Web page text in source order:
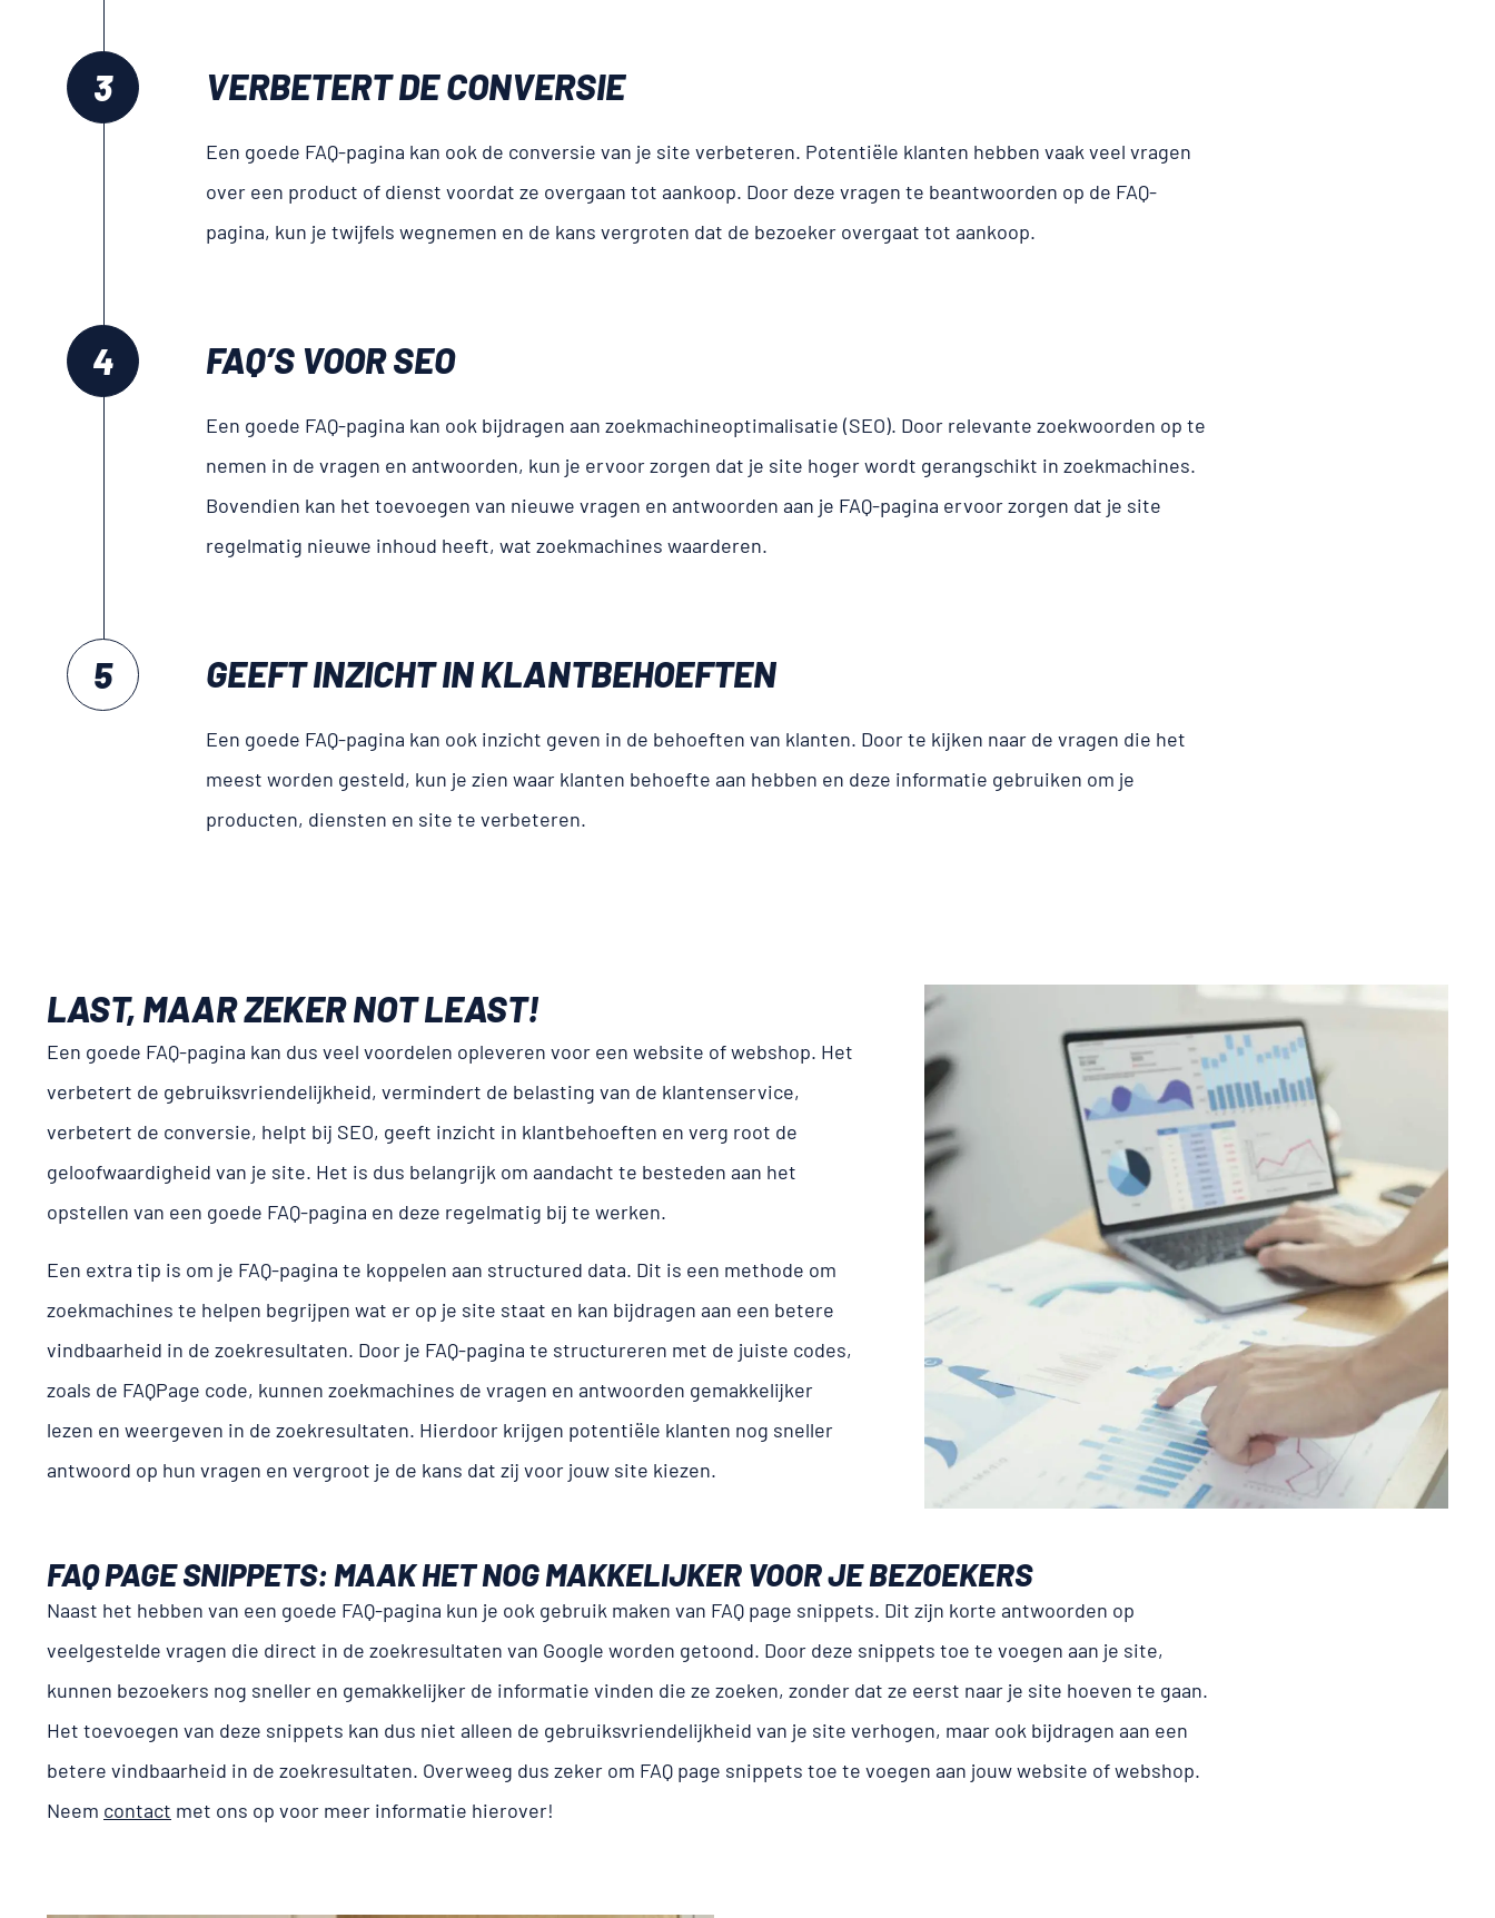
VERBETERT DE CONVERSIE
Een goede FAQ-pagina kan ook de conversie van je site verbeteren. Potentiële klanten hebben vaak veel vragen
over een product of dienst voordat ze overgaan tot aankoop. Door deze vragen te beantwoorden op de FAQ-
pagina, kun je twijfels wegnemen en de kans vergroten dat de bezoeker overgaat tot aankoop.
FAQ’S VOOR SEO
Een goede FAQ-pagina kan ook bijdragen aan zoekmachineoptimalisatie (SEO). Door relevante zoekwoorden op te
nemen in de vragen en antwoorden, kun je ervoor zorgen dat je site hoger wordt gerangschikt in zoekmachines.
Bovendien kan het toevoegen van nieuwe vragen en antwoorden aan je FAQ-pagina ervoor zorgen dat je site
regelmatig nieuwe inhoud heeft, wat zoekmachines waarderen.
GEEFT INZICHT IN KLANTBEHOEFTEN
Een goede FAQ-pagina kan ook inzicht geven in de behoeften van klanten. Door te kijken naar de vragen die het
meest worden gesteld, kun je zien waar klanten behoefte aan hebben en deze informatie gebruiken om je
producten, diensten en site te verbeteren.
LAST, MAAR ZEKER NOT LEAST!
Een goede FAQ-pagina kan dus veel voordelen opleveren voor een website of webshop. Het
verbetert de gebruiksvriendelijkheid, vermindert de belasting van de klantenservice,
verbetert de conversie, helpt bij SEO, geeft inzicht in klantbehoeften en verg root de
geloofwaardigheid van je site. Het is dus belangrijk om aandacht te besteden aan het
opstellen van een goede FAQ-pagina en deze regelmatig bij te werken.
Een extra tip is om je FAQ-pagina te koppelen aan structured data. Dit is een methode om
zoekmachines te helpen begrijpen wat er op je site staat en kan bijdragen aan een betere
vindbaarheid in de zoekresultaten. Door je FAQ-pagina te structureren met de juiste codes,
zoals de FAQPage code, kunnen zoekmachines de vragen en antwoorden gemakkelijker
lezen en weergeven in de zoekresultaten. Hierdoor krijgen potentiële klanten nog sneller
antwoord op hun vragen en vergroot je de kans dat zij voor jouw site kiezen.
FAQ PAGE SNIPPETS: MAAK HET NOG MAKKELIJKER VOOR JE BEZOEKERS
Naast het hebben van een goede FAQ-pagina kun je ook gebruik maken van FAQ page snippets. Dit zijn korte antwoorden op
veelgestelde vragen die direct in de zoekresultaten van Google worden getoond. Door deze snippets toe te voegen aan je site,
kunnen bezoekers nog sneller en gemakkelijker de informatie vinden die ze zoeken, zonder dat ze eerst naar je site hoeven te gaan.
Het toevoegen van deze snippets kan dus niet alleen de gebruiksvriendelijkheid van je site verhogen, maar ook bijdragen aan een
betere vindbaarheid in de zoekresultaten. Overweeg dus zeker om FAQ page snippets toe te voegen aan jouw website of webshop.
Neem contact met ons op voor meer informatie hierover!